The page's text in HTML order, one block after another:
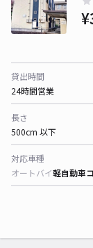
貸出時間
24時間営業
長さ
500cm 以下
対応車種
オートバイ軽自動車